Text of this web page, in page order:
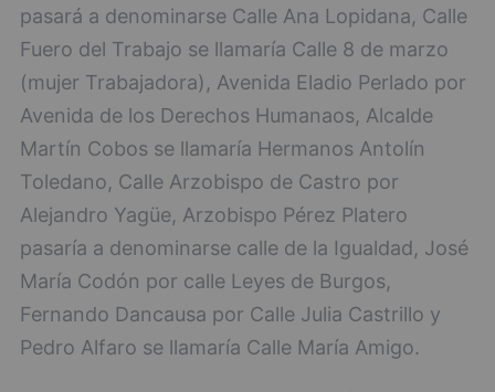
pasará a denominarse Calle Ana Lopidana, Calle
Fuero del Trabajo se llamaría Calle 8 de marzo
(mujer Trabajadora), Avenida Eladio Perlado por
Avenida de los Derechos Humanaos, Alcalde
Martín Cobos se llamaría Hermanos Antolín
Toledano, Calle Arzobispo de Castro por
Alejandro Yagüe, Arzobispo Pérez Platero
pasaría a denominarse calle de la Igualdad, José
María Codón por calle Leyes de Burgos,
Fernando Dancausa por Calle Julia Castrillo y
Pedro Alfaro se llamaría Calle María Amigo.